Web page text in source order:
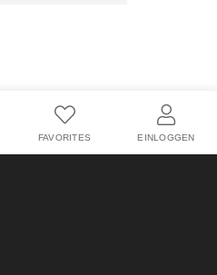
FAVORITES EINLOGGEN